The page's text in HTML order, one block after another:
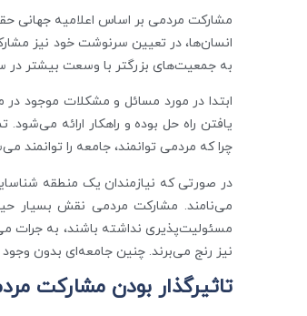
مشارکت مردمی بر اساس اعلامیه جهانی
انسان‌ها، در تعیین سرنوشت خود نیز
به جمعیت‌های بزرگتر با وسعت بیشتر
ابتدا در مورد مسائل و مشکلات موجود
یافتن راه ‌حل بوده و راهکار ارائه
چرا که مردمی توانمند، جامعه را توانمند
در صورتی که نیازمندان یک منطقه
می‌نامند. مشارکت مردمی نقش بسیار
مسئولیت‌پذیری نداشته باشند، به جرات
نیز رنج می‌برند. چنین جامعه‌ای بدون
تاثیرگذار بودن مشارکت